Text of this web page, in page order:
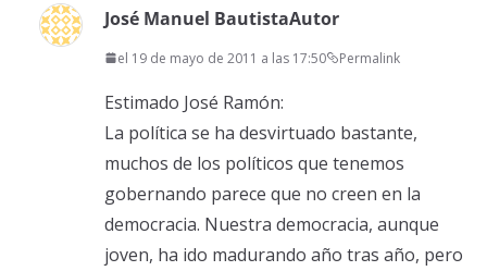
José Manuel BautistaAutor
el 19 de mayo de 2011 a las 17:50 Permalink
Estimado José Ramón:
La política se ha desvirtuado bastante,
muchos de los políticos que tenemos
gobernando parece que no creen en la
democracia. Nuestra democracia, aunque
joven, ha ido madurando año tras año, pero